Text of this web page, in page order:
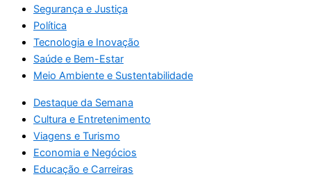
Segurança e Justiça
Política
Tecnologia e Inovação
Saúde e Bem-Estar
Meio Ambiente e Sustentabilidade
Destaque da Semana
Cultura e Entretenimento
Viagens e Turismo
Economia e Negócios
Educação e Carreiras